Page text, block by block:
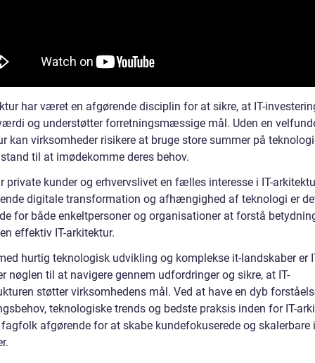
har været en afgørende disciplin for at sikre, at IT-
og understøtter forretningsmæssige mål. Uden en
kan virksomheder risikere at bruge store summer på
til at imødekomme deres behov.
private kunder og erhvervslivet en fælles interesse i IT-
digitale transformation og afhængighed af teknologi er
for både enkeltpersoner og organisationer at forstå
effektiv IT-arkitektur.
hurtig teknologisk udvikling og komplekse it-landskaber er
nøglen til at navigere gennem udfordringer og sikre, at IT-
støtter virksomhedens mål. Ved at have en dyb
teknologiske trends og bedste praksis inden for IT-
afgørende for at skabe kundefokuserede og skalerbare